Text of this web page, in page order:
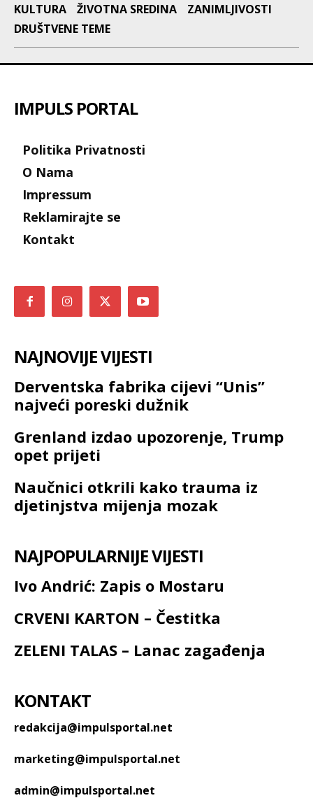
KULTURA
ŽIVOTNA SREDINA
ZANIMLJIVOSTI
DRUŠTVENE TEME
IMPULS PORTAL
Politika Privatnosti
O Nama
Impressum
Reklamirajte se
Kontakt
NAJNOVIJE VIJESTI
Derventska fabrika cijevi “Unis”
najveći poreski dužnik
Grenland izdao upozorenje, Trump
opet prijeti
Naučnici otkrili kako trauma iz
djetinjstva mijenja mozak
NAJPOPULARNIJE VIJESTI
Ivo Andrić: Zapis o Mostaru
CRVENI KARTON – Čestitka
ZELENI TALAS – Lanac zagađenja
KONTAKT
redakcija@impulsportal.net
marketing@impulsportal.net
admin@impulsportal.net